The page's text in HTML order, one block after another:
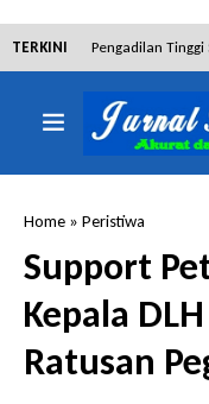
TERKINI Pengadilan
Elektronik dan
Dibantah
Terpidana
Lakukan
Muhammad Syifa
Home » Peristiwa
Support
Kepala
Ratusan